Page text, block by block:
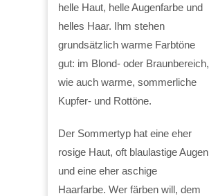
helle Haut, helle Augenfarbe und
helles Haar. Ihm stehen
grundsätzlich warme Farbtöne
gut: im Blond- oder Braunbereich,
wie auch warme, sommerliche
Kupfer- und Rottöne.
Der Sommertyp hat eine eher
rosige Haut, oft blaulastige Augen
und eine eher aschige
Haarfarbe. Wer färben will, dem